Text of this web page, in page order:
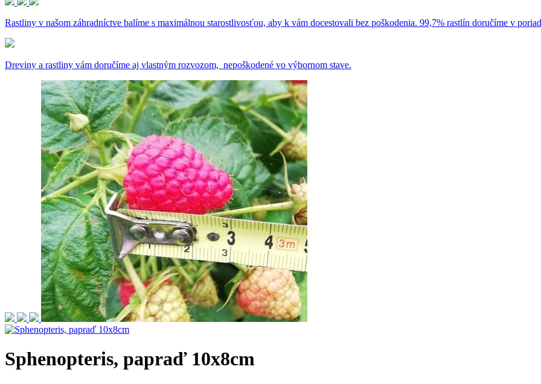
Rastliny v našom záhradníctve balíme s maximálnou starostlivosťou, aby k vám docestovali bez poškodenia. 99,7% rastlín doručíme v
Dreviny a rastliny vám doručíme aj vlastným rozvozom, nepoškodené vo výbornom stave.
Sphenopteris, papraď 10x8cm